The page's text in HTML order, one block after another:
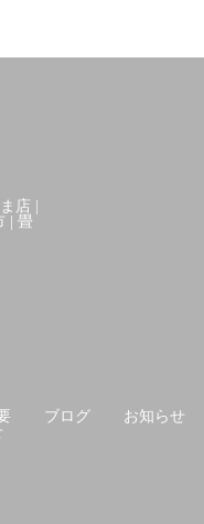
ブログ
お知らせ